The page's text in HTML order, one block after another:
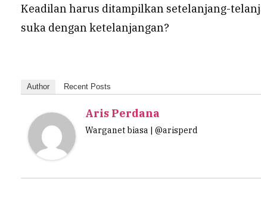
Keadilan harus ditampilkan setelanjang-
suka dengan ketelanjangan?
Author Recent Posts
Aris Perdana
Warganet biasa | @arisperd